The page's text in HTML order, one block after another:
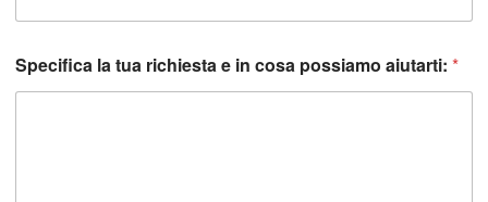
:
Specifica la tua richiesta e in cosa possiamo aiutarti:*